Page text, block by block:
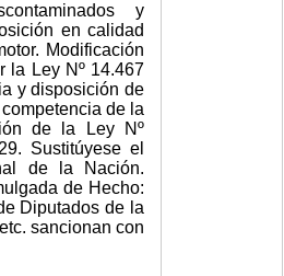
y
en calidad
Modificación
la Ley Nº 14.467
y disposición de
de la
de la Ley Nº
Sustitúyese el
de la Nación.
de Hecho:
Diputados de la
sancionan con